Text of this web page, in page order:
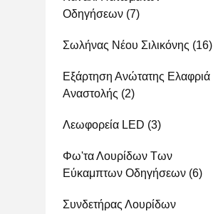
Οδηγήσεων (7)
Σωλήνας Νέου Σιλικόνης (16)
Εξάρτηση Ανώτατης Ελαφριά
Αναστολής (2)
Λεωφορεία LED (3)
Φω'τα Λουρίδων Των
Εύκαμπτων Οδηγήσεων (6)
Συνδετήρας Λουρίδων